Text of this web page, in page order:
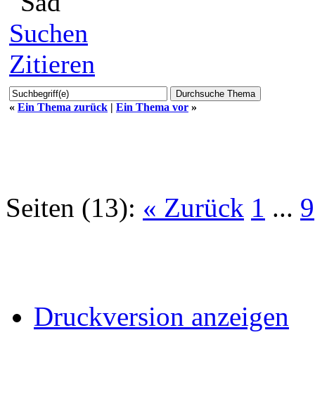
Suchen
Zitieren
« Ein Thema zurück | Ein Thema vor »
Seiten (13): « Zurück 1 ... 9
Druckversion anzeigen